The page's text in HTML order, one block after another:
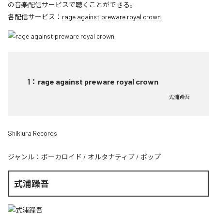
の音楽配信サービスで聴くことができる。
各配信サービス： rage against preware royal crown
1 ： rage against preware royal crown
式浦躁吾
Shikiura Records
ジャンル： ボーカロイド / オルタナティブ / ポップ
式浦躁吾